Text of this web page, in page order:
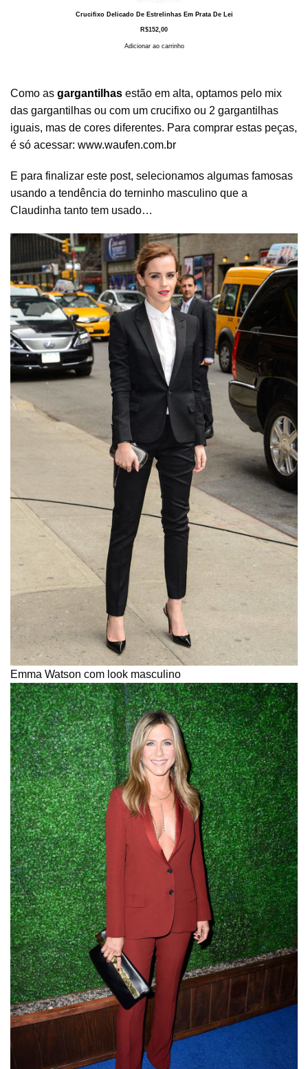
Crucifixo Delicado De Estrelinhas Em Prata De Lei
R$152,00
Adicionar ao carrinho
Como as gargantilhas estão em alta, optamos pelo mix
das gargantilhas ou com um crucifixo ou 2 gargantilhas
iguais, mas de cores diferentes. Para comprar estas peças,
é só acessar: www.waufen.com.br
E para finalizar este post, selecionamos algumas famosas
usando a tendência do terninho masculino que a
Claudinha tanto tem usado…
Emma Watson com look masculino